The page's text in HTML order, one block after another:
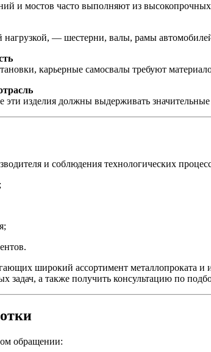
и мостов часто выполняют из
— шестерни, валы, рамы
карьерные самосвалы требуют
изделия должны выдерживать
и соблюдения технологических
широкий ассортимент металлопроката и
а также получить консультацию по
обращении: